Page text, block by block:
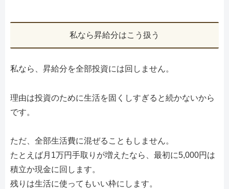
私なら昇給分はこう扱う
私なら、昇給分を全部投資には回しません。
理由は投資のために生活を固くしすぎると続かないから
です。
ただ、全部生活費に混ぜることもしません。
たとえば月1万円手取りが増えたなら、最初に5,000円は
積立か現金に回します。
残りは生活に使ってもいい枠にします。